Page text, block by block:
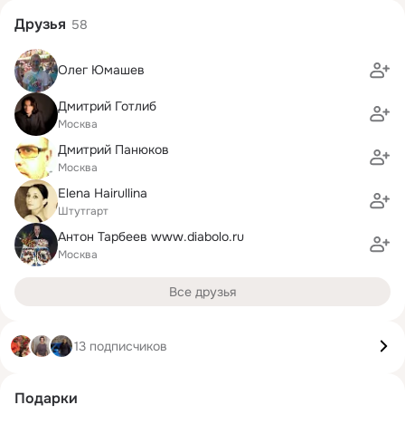
Друзья 58
Олег Юмашев
Дмитрий Готлиб
Москва
Дмитрий Панюков
Москва
Elena Hairullina
Штутгарт
Антон Тарбеев www.diabolo.ru
Москва
Все друзья
13 подписчиков
Подарки